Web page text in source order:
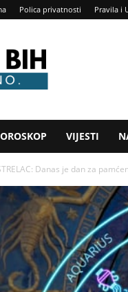
Polica privatnosti Pravila i
VIJESTI
Danas je dan za